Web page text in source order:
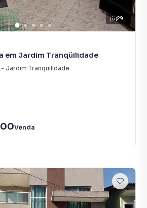
29
em Jardim Tranqüilidade
- Jardim Tranqüilidade
Venda